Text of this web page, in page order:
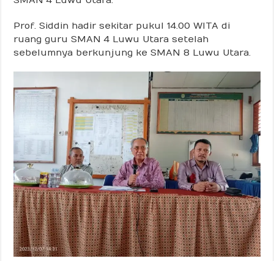
Prof. Siddin hadir sekitar pukul 14.00 WITA di
ruang guru SMAN 4 Luwu Utara setelah
sebelumnya berkunjung ke SMAN 8 Luwu Utara.